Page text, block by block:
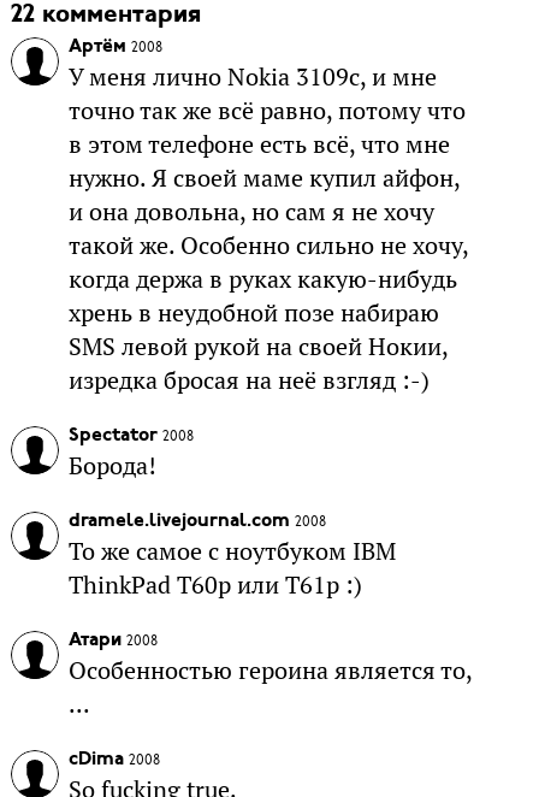
22 комментария
Артём 2008
У меня лично Nokia 3109c, и мне
точно так же всё равно, потому что
в этом телефоне есть всё, что мне
нужно. Я своей маме купил айфон,
и она довольна, но сам я не хочу
такой же. Особенно сильно не хочу,
когда держа в руках какую-нибудь
хрень в неудобной позе набираю
SMS левой рукой на своей Нокии,
изредка бросая на неё взгляд :-)
Spectator 2008
Борода!
dramele.livejournal.com 2008
То же самое с ноутбуком IBM
ThinkPad T60p или T61p :)
Атари 2008
Особенностью героина является то,
...
cDima 2008
So fucking true.